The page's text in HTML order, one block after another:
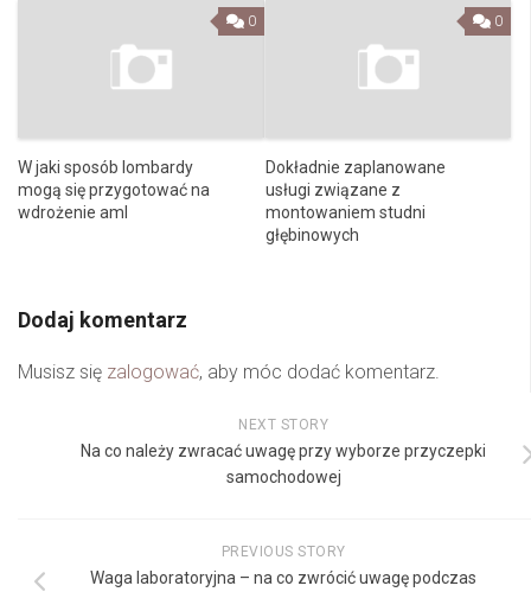
0
W jaki sposób lombardy
mogą się przygotować na
wdrożenie aml
0
Dokładnie zaplanowane
usługi związane z
montowaniem studni
głębinowych
Dodaj komentarz
Musisz się zalogować, aby móc dodać komentarz.
NEXT STORY
Na co należy zwracać uwagę przy wyborze przyczepki
samochodowej
PREVIOUS STORY
Waga laboratoryjna – na co zwrócić uwagę podczas